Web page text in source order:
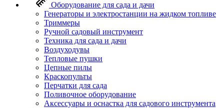
Оборудование для сада и дачи
Генераторы и электростанции на жидком топливе
Триммеры
Ручной садовый инструмент
Техника для сада и дачи
Воздуходувы
Тепловые пушки
Цепные пилы
Краскопульты
Перчатки для сада
Поливочное оборудование
Аксессуары и оснастка для садового инструмента